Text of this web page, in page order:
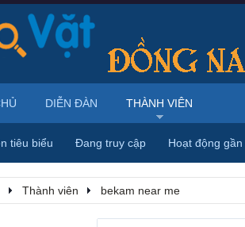
Thành viên bekam near me
DIỄN ĐÀN THÀNH VIÊN
tiêu biểu Đang truy cập Hoạt động